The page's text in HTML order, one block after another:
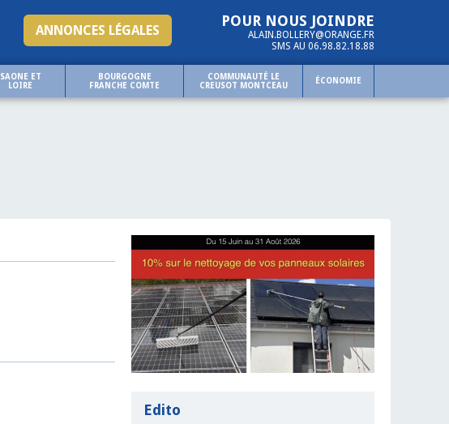
POUR NOUS JOINDRE
ALAIN.BOLLERY@ORANGE.FR
SMS AU 06.98.82.18.88
ANNONCES LÉGALES
SAONE ET
LOIRE
BOURGOGNE
FRANCHE COMTE
COMMUNAUTÉ LE
CREUSOT MONTCEAU
ÉCONOMIE
Edito